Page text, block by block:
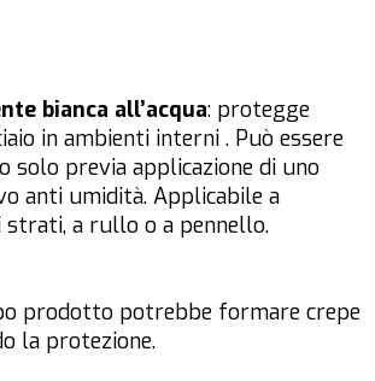
bianca all’acqua: protegge
in ambienti interni . Può essere
solo previa applicazione di uno
anti umidità. Applicabile a
a rullo o a pennello.
prodotto potrebbe formare crepe
la protezione.